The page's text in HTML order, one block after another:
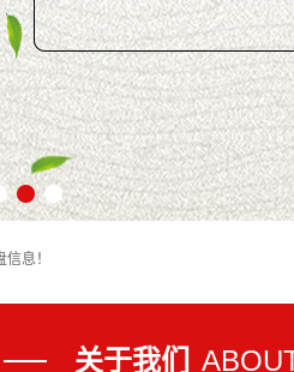
息！
关于我们